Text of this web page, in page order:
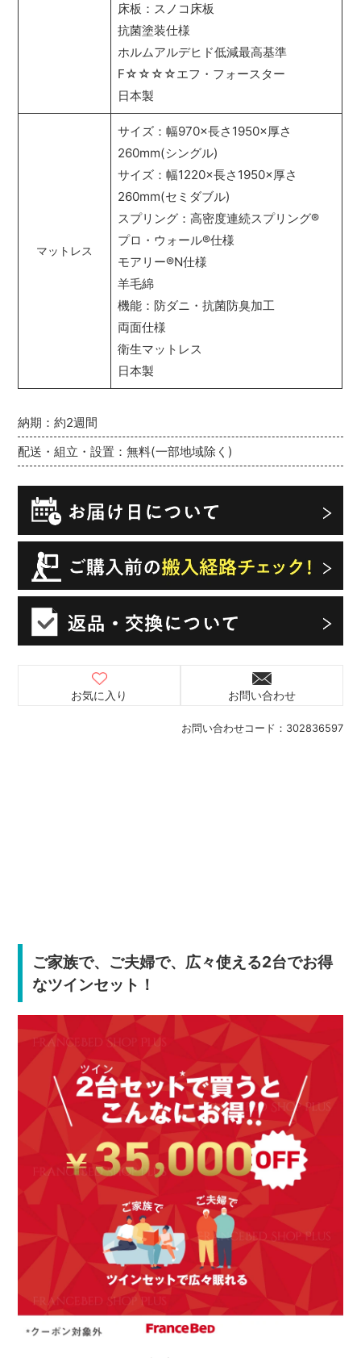
お問い合わせコード： 302836597
納期：約2週間
配送・組立・設置：無料(一部地域除く)
お気に入り お問い合わせ
ご家族で、ご夫婦で、広々使える2台でお得
なツインセット！
床板：スノコ床板
抗菌塗装仕様
ホルムアルデヒド低減最高基準
F☆☆☆☆エフ・フォースター
日本製
マットレス
サイズ：幅970×長さ1950×厚さ
260mm(シングル)
サイズ：幅1220×長さ1950×厚さ
260mm(セミダブル)
スプリング：高密度連続スプリング®
プロ・ウォール®仕様
モアリー®N仕様
羊毛綿
機能：防ダニ・抗菌防臭加工
両面仕様
衛生マットレス
日本製